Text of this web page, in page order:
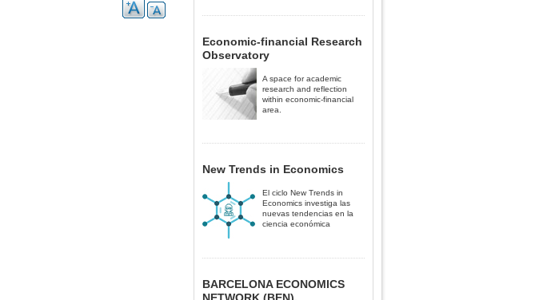
Economic-financial Research
Observatory
A space for academic
research and reflection
within economic-financial
area.
New Trends in Economics
El ciclo New Trends in
Economics investiga las
nuevas tendencias en la
ciencia económica
BARCELONA ECONOMICS